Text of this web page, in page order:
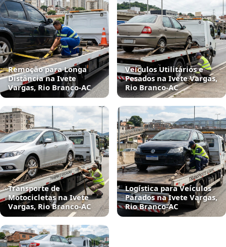
Remoção para Longa
Distância na Ivete
Vargas, Rio Branco‑AC
Veículos Utilitários e
Pesados na Ivete Vargas,
Rio Branco‑AC
Transporte de
Motocicletas na Ivete
Vargas, Rio Branco‑AC
Logística para Veículos
Parados na Ivete Vargas,
Rio Branco‑AC